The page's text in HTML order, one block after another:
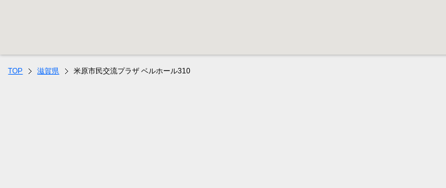
TOP 滋賀県 米原市民交流プラザ ベルホール310